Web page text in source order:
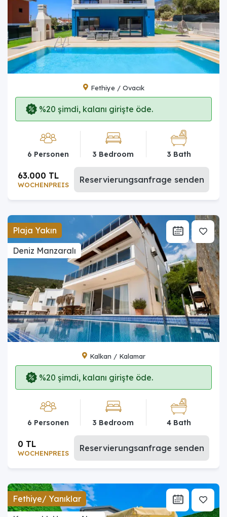
Fethiye / Ovacık
%20 şimdi, kalanı girişte öde.
6 Personen 3 Bedroom 3 Bath
WOCHENPREIS
63.000 TL Reservierungsanfrage senden
Plaja Yakın
Deniz Manzaralı
Kalkan / Kalamar
%20 şimdi, kalanı girişte öde.
6 Personen 3 Bedroom 4 Bath
WOCHENPREIS
0 TL Reservierungsanfrage senden
Fethiye/ Yanıklar